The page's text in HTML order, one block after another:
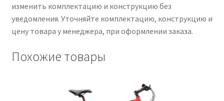
изменить комплектацию и конструкцию без
уведомления. Уточняйте комплектацию, конструкцию и
цену товара у менеджера, при оформлении заказа.
Похожие товары